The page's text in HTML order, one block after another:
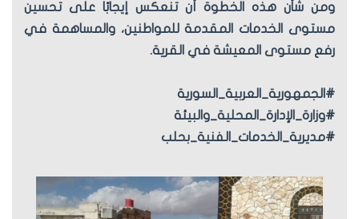
ومن شأن هذه الخطوة أن تنعكس إيجابًا على تحسين
مستوى الخدمات المقدمة للمواطنين، والمساهمة في
رفع مستوى المعيشة في القرية.
#الجمهورية_العربية_السورية
#وزارة_الإدارة_المحلية_والبيئة
#مديرية_الخدمات_الفنية_بحلب